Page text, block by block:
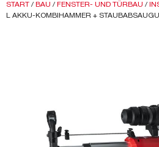
START / BAU / FENSTER- UND TÜRBAU /
L AKKU-KOMBIHAMMER +